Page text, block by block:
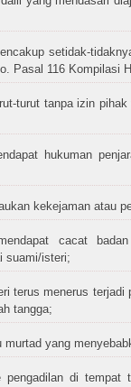
setidak-
Pasal 116 Kompilasi
turut tanpa izin
hukuman
kekejaman atau
cacat
suami/isteri;
terus menerus terjadi
tangga;
murtad yang
pengadilan di